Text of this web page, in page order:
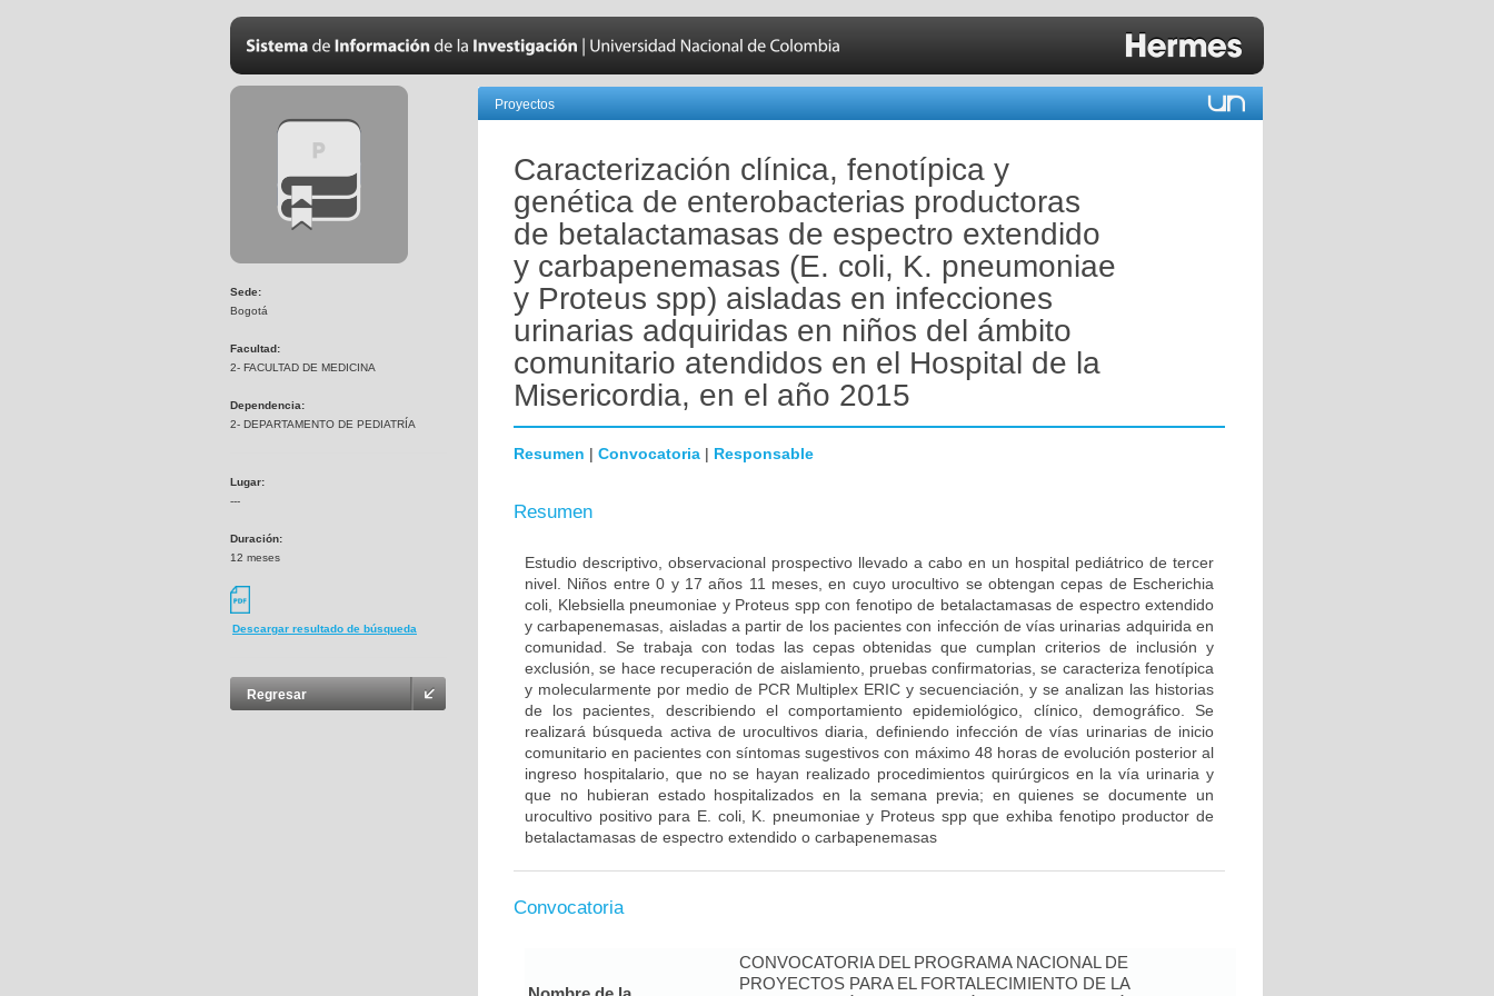
Sede:
Bogotá
Facultad:
2- FACULTAD DE MEDICINA
Dependencia:
2- DEPARTAMENTO DE PEDIATRÍA
Lugar:
---
Duración:
12 meses
Descargar resultado de búsqueda
Regresar
Proyectos
Caracterización clínica, fenotípica y
genética de enterobacterias productoras
de betalactamasas de espectro extendido
y carbapenemasas (E. coli, K. pneumoniae
y Proteus spp) aisladas en infecciones
urinarias adquiridas en niños del ámbito
comunitario atendidos en el Hospital de la
Misericordia, en el año 2015
Resumen | Convocatoria | Responsable
Resumen
Estudio descriptivo, observacional prospectivo llevado a cabo en un hospital pediátrico de tercer
nivel. Niños entre 0 y 17 años 11 meses, en cuyo urocultivo se obtengan cepas de Escherichia
coli, Klebsiella pneumoniae y Proteus spp con fenotipo de betalactamasas de espectro extendido
y carbapenemasas, aisladas a partir de los pacientes con infección de vías urinarias adquirida en
comunidad. Se trabaja con todas las cepas obtenidas que cumplan criterios de inclusión y
exclusión, se hace recuperación de aislamiento, pruebas confirmatorias, se caracteriza fenotípica
y molecularmente por medio de PCR Multiplex ERIC y secuenciación, y se analizan las historias
de los pacientes, describiendo el comportamiento epidemiológico, clínico, demográfico. Se
realizará búsqueda activa de urocultivos diaria, definiendo infección de vías urinarias de inicio
comunitario en pacientes con síntomas sugestivos con máximo 48 horas de evolución posterior al
ingreso hospitalario, que no se hayan realizado procedimientos quirúrgicos en la vía urinaria y
que no hubieran estado hospitalizados en la semana previa; en quienes se documente un
urocultivo positivo para E. coli, K. pneumoniae y Proteus spp que exhiba fenotipo productor de
betalactamasas de espectro extendido o carbapenemasas
Convocatoria
CONVOCATORIA DEL PROGRAMA NACIONAL DE
PROYECTOS PARA EL FORTALECIMIENTO DE LA